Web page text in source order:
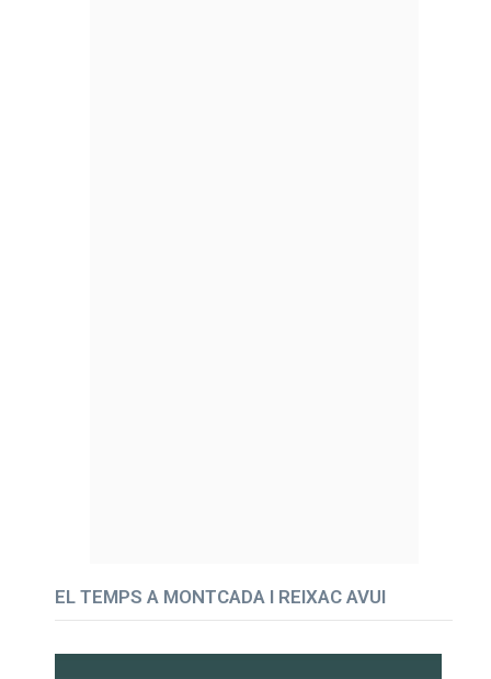
EL TEMPS A MONTCADA I REIXAC AVUI